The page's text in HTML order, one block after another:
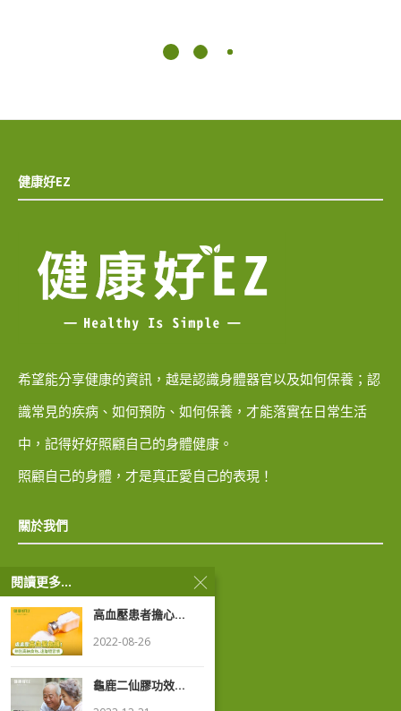
健康好EZ
希望能分享健康的資訊，越是認識身體器官以及如何保養；認
識常見的疾病、如何預防、如何保養，才能落實在日常生活
中，記得好好照顧自己的身體健康。
照顧自己的身體，才是真正愛自己的表現！
關於我們
隱私權政策
著作權聲明
閱讀更多...
高血壓患者擔心...
2022-08-26
龜鹿二仙膠功效...